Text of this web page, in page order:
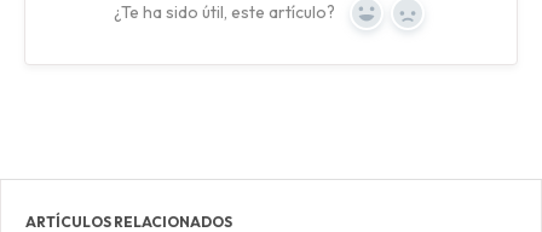
¿Te ha sido útil, este artículo? Yes No
ARTÍCULOS RELACIONADOS